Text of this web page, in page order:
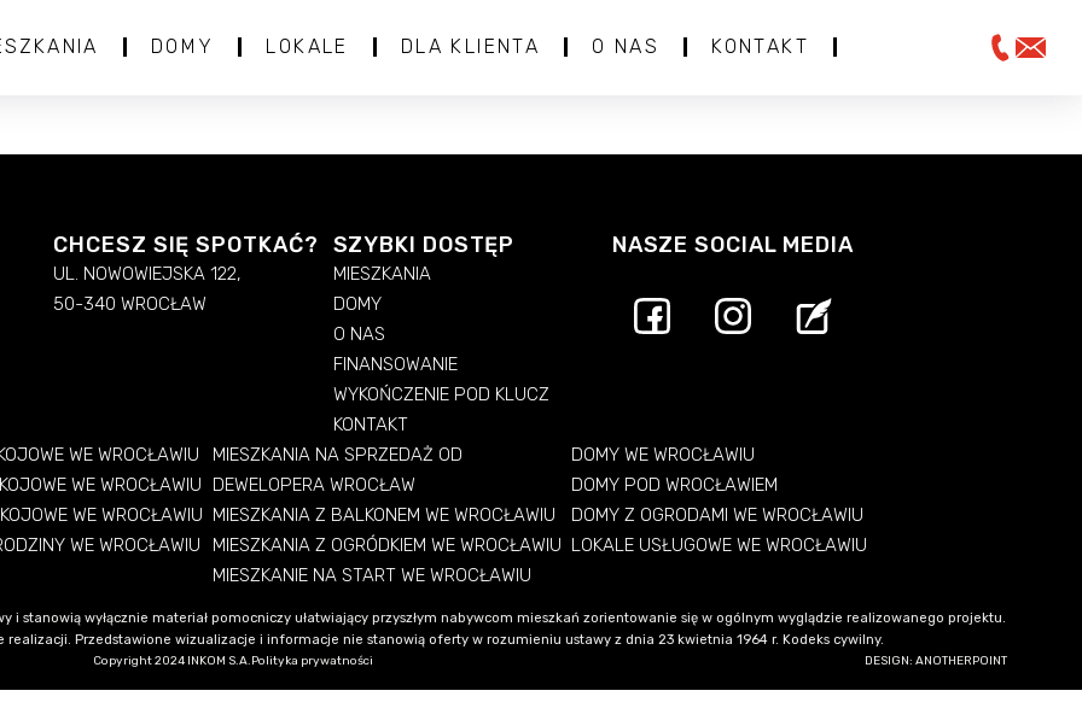
DOMY LOKALE DLA KLIENTA O NAS KONTAKT
CHCESZ SIĘ SPOTKAĆ?
UL. NOWOWIEJSKA 122,
50-340 WROCŁAW
SZYBKI DOSTĘP
MIESZKANIA
DOMY
O NAS
FINANSOWANIE
WYKOŃCZENIE POD KLUCZ
KONTAKT
NASZE SOCIAL MEDIA
WE WROCŁAWIU
WE WROCŁAWIU
WE WROCŁAWIU
WE WROCŁAWIU
MIESZKANIA NA SPRZEDAŻ OD
DEWELOPERA WROCŁAW
MIESZKANIA Z BALKONEM WE WROCŁAWIU
MIESZKANIA Z OGRÓDKIEM WE WROCŁAWIU
MIESZKANIE NA START WE WROCŁAWIU
DOMY WE WROCŁAWIU
DOMY POD WROCŁAWIEM
DOMY Z OGRODAMI WE WROCŁAWIU
LOKALE USŁUGOWE WE WROCŁAWIU
stanowią wyłącznie materiał pomocniczy ułatwiający przyszłym nabywcom mieszkań zorientowanie się w ogólnym wyglądzie realizowanego projektu.
Przedstawione wizualizacje i informacje nie stanowią oferty w rozumieniu ustawy z dnia 23 kwietnia 1964 r. Kodeks cywilny.
Copyright 2024 INKOM S.A.Polityka prywatności DESIGN: ANOTHERPOINT